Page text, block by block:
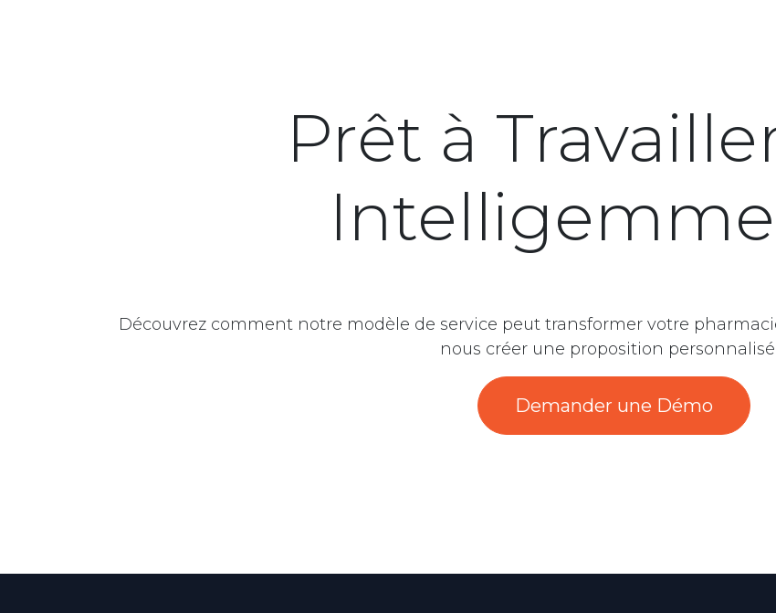
Prêt à
Découvrez comment notre modèle de service peut transformer votre
nous créer une proposition
Demander une Démo